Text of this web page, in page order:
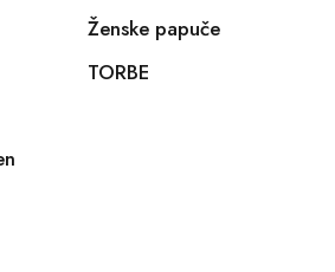
Ženske papuče
TORBE